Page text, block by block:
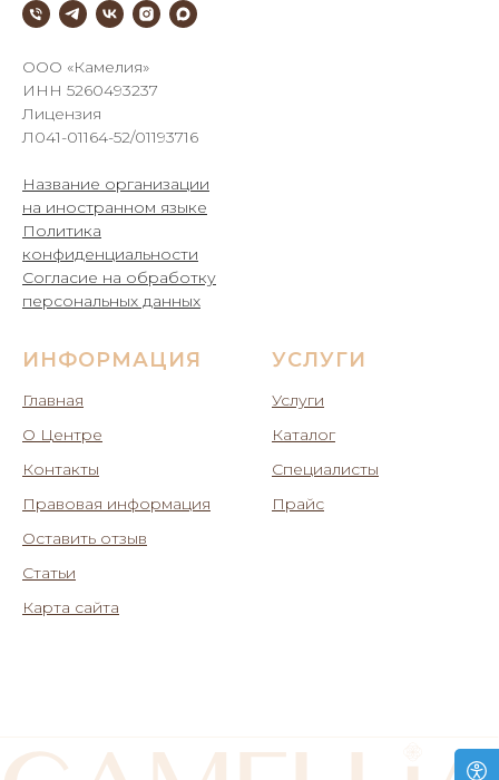
ООО «Камелия»
ИНН 5260493237
Лицензия
Л041-01164-52/01193716
Название организации
на иностранном языке
Политика
конфиденциальности
Согласие на обработку
персональных данных
ИНФОРМАЦИЯ
Главная
О Центре
Контакты
Правовая информация
Оставить отзыв
Статьи
Карта сайта
УСЛУГИ
Услуги
Каталог
Специалисты
Прайс